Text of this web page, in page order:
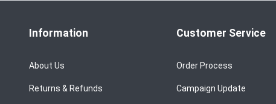
Information
About Us
Returns & Refunds
Customer Service
Order Process
Campaign Update